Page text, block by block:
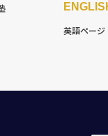
英語ページ